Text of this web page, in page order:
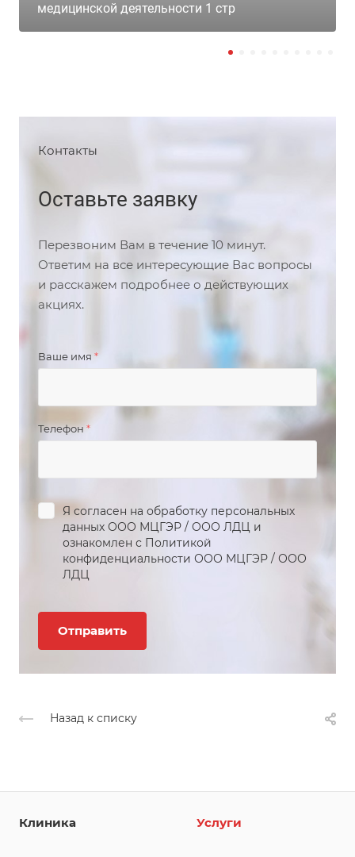
медицинской деятельности 1 стр
Контакты
Оставьте заявку
Перезвоним Вам в течение 10 минут.
Ответим на все интересующие Вас вопросы
и расскажем подробнее о действующих
акциях.
Ваше имя *
Телефон*
Я согласен на обработку персональных
данных ООО МЦГЭР / ООО ЛДЦ и
ознакомлен с Политикой
конфиденциальности ООО МЦГЭР / ООО
ЛДЦ
Назад к списку
Клиника Услуги